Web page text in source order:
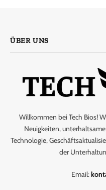
ÜBER UNS
Willkommen bei Tech Bios!
Neuigkeiten,
Technologie,
der
Email: